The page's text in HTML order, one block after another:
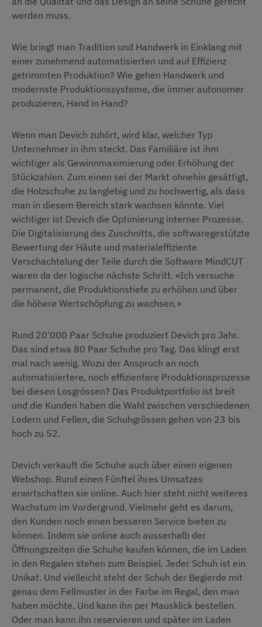
werden muss.
Wie bringt man Tradition und Handwerk in Einklang mit
einer zunehmend automatisierten und auf Effizienz
getrimmten Produktion? Wie gehen Handwerk und
modernste Produktionssysteme, die immer autonomer
produzieren, Hand in Hand?
Wenn man Devich zuhört, wird klar, welcher Typ
Unternehmer in ihm steckt. Das Familiäre ist ihm
wichtiger als Gewinnmaximierung oder Erhöhung der
Stückzahlen. Zum einen sei der Markt ohnehin gesättigt,
die Holzschuhe zu langlebig und zu hochwertig, als dass
man in diesem Bereich stark wachsen könnte. Viel
wichtiger ist Devich die Optimierung interner Prozesse.
Die Digitalisierung des Zuschnitts, die softwaregestützte
Bewertung der Häute und materialeffiziente
Verschachtelung der Teile durch die Software MindCUT
waren da der logische nächste Schritt. «Ich versuche
permanent, die Produktionstiefe zu erhöhen und über
die höhere Wertschöpfung zu wachsen.»
Rund 20'000 Paar Schuhe produziert Devich pro Jahr.
Das sind etwa 80 Paar Schuhe pro Tag. Das klingt erst
mal nach wenig. Wozu der Anspruch an noch
automatisiertere, noch effizientere Produktionsprozesse
bei diesen Losgrössen? Das Produktportfolio ist breit
und die Kunden haben die Wahl zwischen verschiedenen
Ledern und Fellen, die Schuhgrössen gehen von 23 bis
hoch zu 52.
Devich verkauft die Schuhe auch über einen eigenen
Webshop. Rund einen Fünftel ihres Umsatzes
erwirtschaften sie online. Auch hier steht nicht weiteres
Wachstum im Vordergrund. Vielmehr geht es darum,
den Kunden noch einen besseren Service bieten zu
können. Indem sie online auch ausserhalb der
Öffnungszeiten die Schuhe kaufen können, die im Laden
in den Regalen stehen zum Beispiel. Jeder Schuh ist ein
Unikat. Und vielleicht steht der Schuh der Begierde mit
genau dem Fellmuster in der Farbe im Regal, den man
haben möchte. Und kann ihn per Mausklick bestellen.
Oder man kann ihn reservieren und später im Laden